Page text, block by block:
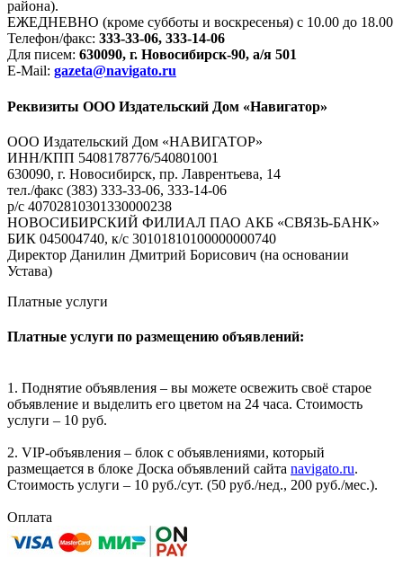
района).
ЕЖЕДНЕВНО (кроме субботы и воскресенья) с 10.00 до 18.00
Телефон/факс: 333-33-06, 333-14-06
Для писем: 630090, г. Новосибирск-90, а/я 501
E-Mail: gazeta@navigato.ru
Реквизиты ООО Издательский Дом «Навигатор»
ООО Издательский Дом «НАВИГАТОР»
ИНН/КПП 5408178776/540801001
630090, г. Новосибирск, пр. Лаврентьева, 14
тел./факс (383) 333-33-06, 333-14-06
р/с 40702810301330000238
НОВОСИБИРСКИЙ ФИЛИАЛ ПАО АКБ «СВЯЗЬ-БАНК»
БИК 045004740, к/с 30101810100000000740
Директор Данилин Дмитрий Борисович (на основании
Устава)
Платные услуги
Платные услуги по размещению объявлений:
1. Поднятие объявления – вы можете освежить своё старое
объявление и выделить его цветом на 24 часа. Стоимость
услуги – 10 руб.
2. VIP-объявления – блок с объявлениями, который
размещается в блоке Доска объявлений сайта navigato.ru.
Стоимость услуги – 10 руб./сут. (50 руб./нед., 200 руб./мес.).
Оплата